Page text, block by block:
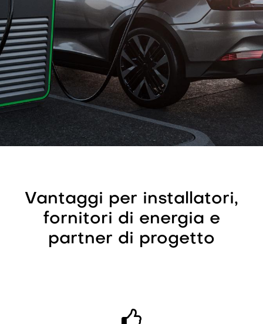
Vantaggi per installatori,
fornitori di energia e
partner di progetto